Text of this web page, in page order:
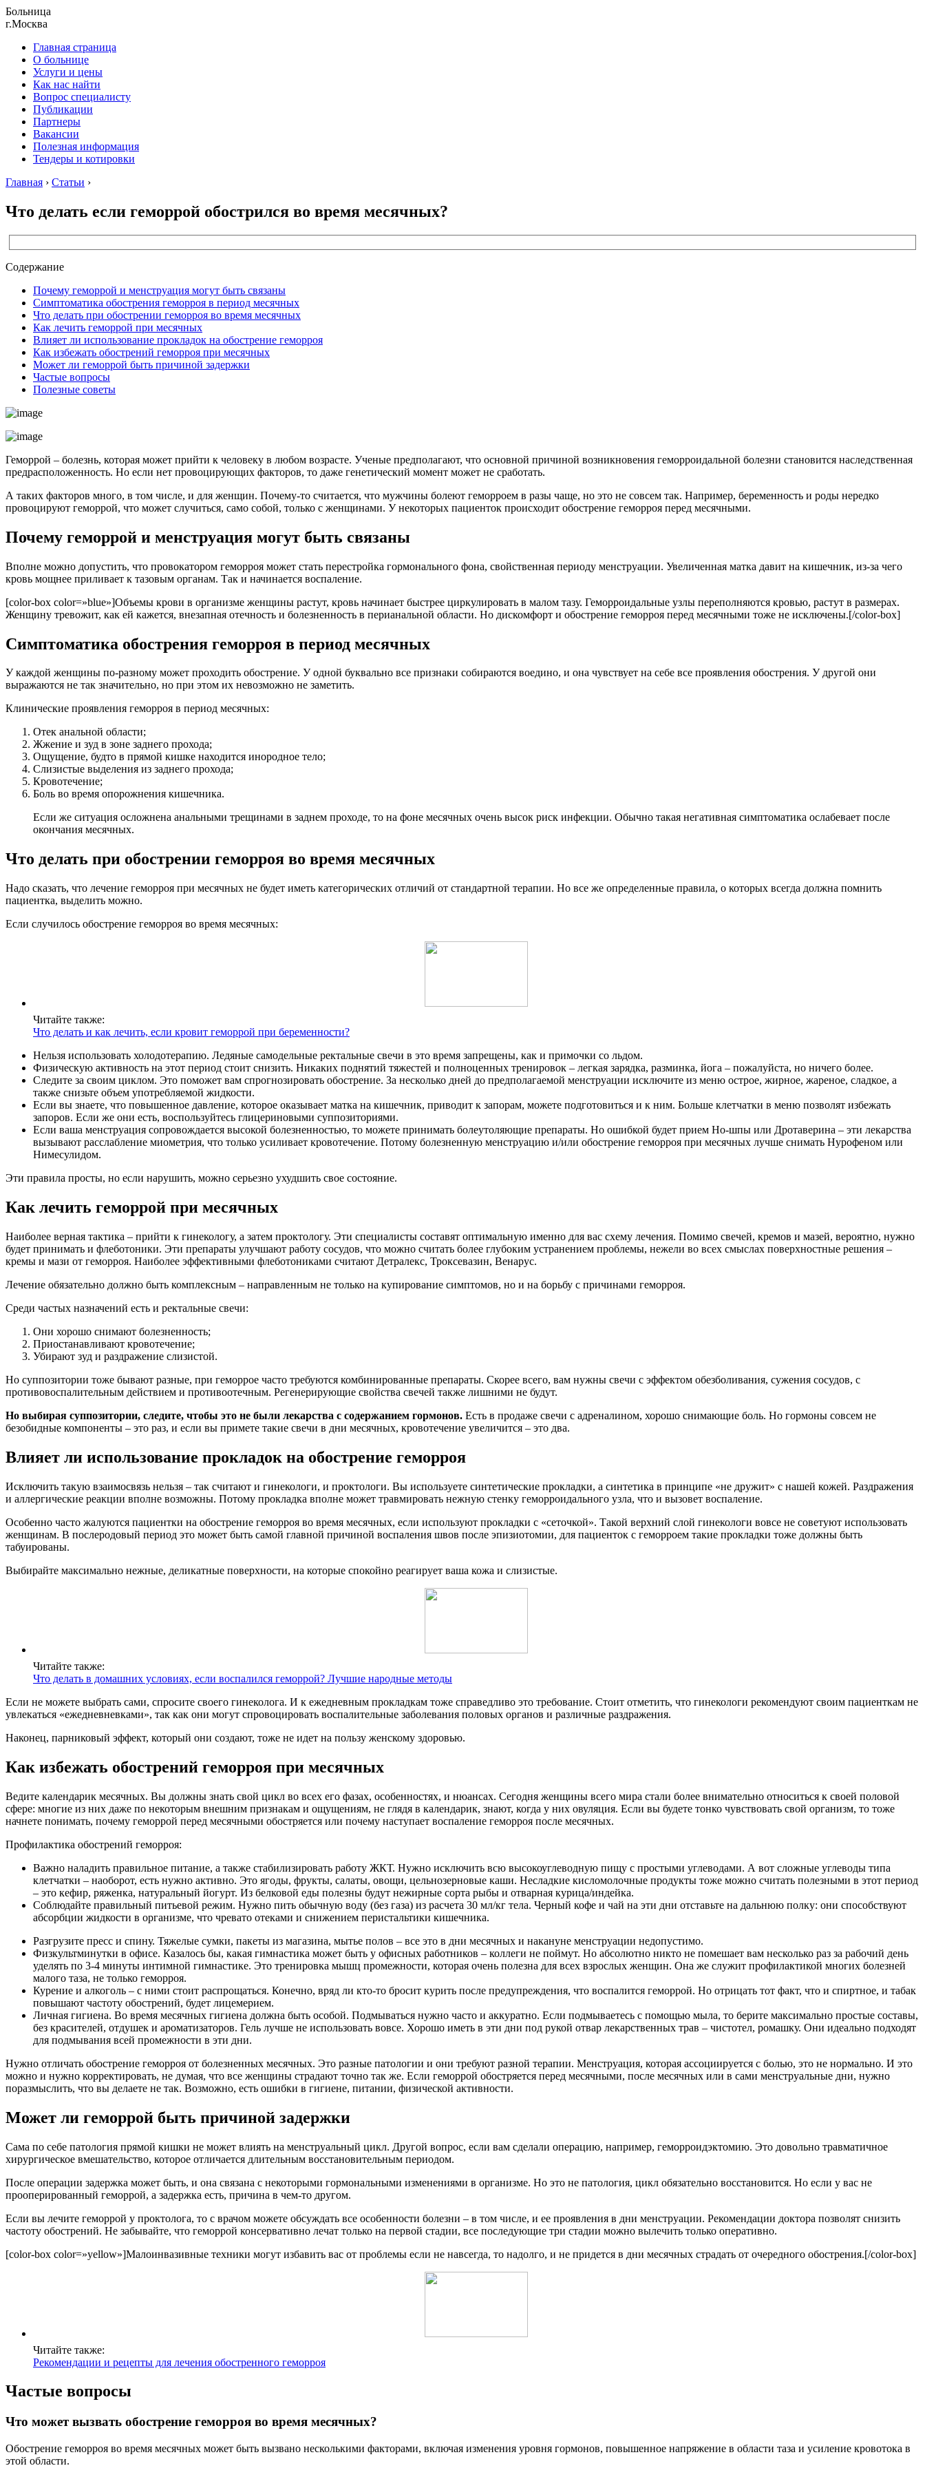
Больница
г.Москва
Главная страница
О больнице
Услуги и цены
Как нас найти
Вопрос специалисту
Публикации
Партнеры
Вакансии
Полезная информация
Тендеры и котировки
Главная › Статьи ›
Что делать если геморрой обострился во время месячных?
Содержание
Почему геморрой и менструация могут быть связаны
Симптоматика обострения геморроя в период месячных
Что делать при обострении геморроя во время месячных
Как лечить геморрой при месячных
Влияет ли использование прокладок на обострение геморроя
Как избежать обострений геморроя при месячных
Может ли геморрой быть причиной задержки
Частые вопросы
Полезные советы
Геморрой – болезнь, которая может прийти к человеку в любом возрасте. Ученые предполагают, что основной причиной возникновения геморроидальной болезни становится наследственная
предрасположенность. Но если нет провоцирующих факторов, то даже генетический момент может не сработать.
А таких факторов много, в том числе, и для женщин. Почему-то считается, что мужчины болеют геморроем в разы чаще, но это не совсем так. Например, беременность и роды нередко
провоцируют геморрой, что может случиться, само собой, только с женщинами. У некоторых пациенток происходит обострение геморроя перед месячными.
Почему геморрой и менструация могут быть связаны
Вполне можно допустить, что провокатором геморроя может стать перестройка гормонального фона, свойственная периоду менструации. Увеличенная матка давит на кишечник, из-за чего
кровь мощнее приливает к тазовым органам. Так и начинается воспаление.
[color-box color=»blue»]Объемы крови в организме женщины растут, кровь начинает быстрее циркулировать в малом тазу. Геморроидальные узлы переполняются кровью, растут в размерах.
Женщину тревожит, как ей кажется, внезапная отечность и болезненность в перианальной области. Но дискомфорт и обострение геморроя перед месячными тоже не исключены.[/color-box]
Симптоматика обострения геморроя в период месячных
У каждой женщины по-разному может проходить обострение. У одной буквально все признаки собираются воедино, и она чувствует на себе все проявления обострения. У другой они
выражаются не так значительно, но при этом их невозможно не заметить.
Клинические проявления геморроя в период месячных:
Отек анальной области;
Жжение и зуд в зоне заднего прохода;
Ощущение, будто в прямой кишке находится инородное тело;
Слизистые выделения из заднего прохода;
Кровотечение;
Боль во время опорожнения кишечника.
Если же ситуация осложнена анальными трещинами в заднем проходе, то на фоне месячных очень высок риск инфекции. Обычно такая негативная симптоматика ослабевает после
окончания месячных.
Что делать при обострении геморроя во время месячных
Надо сказать, что лечение геморроя при месячных не будет иметь категорических отличий от стандартной терапии. Но все же определенные правила, о которых всегда должна помнить
пациентка, выделить можно.
Если случилось обострение геморроя во время месячных:
Читайте также:
Что делать и как лечить, если кровит геморрой при беременности?
Нельзя использовать холодотерапию. Ледяные самодельные ректальные свечи в это время запрещены, как и примочки со льдом.
Физическую активность на этот период стоит снизить. Никаких поднятий тяжестей и полноценных тренировок – легкая зарядка, разминка, йога – пожалуйста, но ничего более.
Следите за своим циклом. Это поможет вам спрогнозировать обострение. За несколько дней до предполагаемой менструации исключите из меню острое, жирное, жареное, сладкое, а
также снизьте объем употребляемой жидкости.
Если вы знаете, что повышенное давление, которое оказывает матка на кишечник, приводит к запорам, можете подготовиться и к ним. Больше клетчатки в меню позволят избежать
запоров. Если же они есть, воспользуйтесь глицериновыми суппозиториями.
Если ваша менструация сопровождается высокой болезненностью, то можете принимать болеутоляющие препараты. Но ошибкой будет прием Но-шпы или Дротаверина – эти лекарства
вызывают расслабление миометрия, что только усиливает кровотечение. Потому болезненную менструацию и/или обострение геморроя при месячных лучше снимать Нурофеном или
Нимесулидом.
Эти правила просты, но если нарушить, можно серьезно ухудшить свое состояние.
Как лечить геморрой при месячных
Наиболее верная тактика – прийти к гинекологу, а затем проктологу. Эти специалисты составят оптимальную именно для вас схему лечения. Помимо свечей, кремов и мазей, вероятно, нужно
будет принимать и флеботоники. Эти препараты улучшают работу сосудов, что можно считать более глубоким устранением проблемы, нежели во всех смыслах поверхностные решения –
кремы и мази от геморроя. Наиболее эффективными флеботониками считают Детралекс, Троксевазин, Венарус.
Лечение обязательно должно быть комплексным – направленным не только на купирование симптомов, но и на борьбу с причинами геморроя.
Среди частых назначений есть и ректальные свечи:
Они хорошо снимают болезненность;
Приостанавливают кровотечение;
Убирают зуд и раздражение слизистой.
Но суппозитории тоже бывают разные, при геморрое часто требуются комбинированные препараты. Скорее всего, вам нужны свечи с эффектом обезболивания, сужения сосудов, с
противовоспалительным действием и противоотечным. Регенерирующие свойства свечей также лишними не будут.
Но выбирая суппозитории, следите, чтобы это не были лекарства с содержанием гормонов. Есть в продаже свечи с адреналином, хорошо снимающие боль. Но гормоны совсем не
безобидные компоненты – это раз, и если вы примете такие свечи в дни месячных, кровотечение увеличится – это два.
Влияет ли использование прокладок на обострение геморроя
Исключить такую взаимосвязь нельзя – так считают и гинекологи, и проктологи. Вы используете синтетические прокладки, а синтетика в принципе «не дружит» с нашей кожей. Раздражения
и аллергические реакции вполне возможны. Потому прокладка вполне может травмировать нежную стенку геморроидального узла, что и вызовет воспаление.
Особенно часто жалуются пациентки на обострение геморроя во время месячных, если используют прокладки с «сеточкой». Такой верхний слой гинекологи вовсе не советуют использовать
женщинам. В послеродовый период это может быть самой главной причиной воспаления швов после эпизиотомии, для пациенток с геморроем такие прокладки тоже должны быть
табуированы.
Выбирайте максимально нежные, деликатные поверхности, на которые спокойно реагирует ваша кожа и слизистые.
Читайте также:
Что делать в домашних условиях, если воспалился геморрой? Лучшие народные методы
Если не можете выбрать сами, спросите своего гинеколога. И к ежедневным прокладкам тоже справедливо это требование. Стоит отметить, что гинекологи рекомендуют своим пациенткам не
увлекаться «ежедневневками», так как они могут спровоцировать воспалительные заболевания половых органов и различные раздражения.
Наконец, парниковый эффект, который они создают, тоже не идет на пользу женскому здоровью.
Как избежать обострений геморроя при месячных
Ведите календарик месячных. Вы должны знать свой цикл во всех его фазах, особенностях, и нюансах. Сегодня женщины всего мира стали более внимательно относиться к своей половой
сфере: многие из них даже по некоторым внешним признакам и ощущениям, не глядя в календарик, знают, когда у них овуляция. Если вы будете тонко чувствовать свой организм, то тоже
начнете понимать, почему геморрой перед месячными обостряется или почему наступает воспаление геморроя после месячных.
Профилактика обострений геморроя:
Важно наладить правильное питание, а также стабилизировать работу ЖКТ. Нужно исключить всю высокоуглеводную пищу с простыми углеводами. А вот сложные углеводы типа
клетчатки – наоборот, есть нужно активно. Это ягоды, фрукты, салаты, овощи, цельнозерновые каши. Несладкие кисломолочные продукты тоже можно считать полезными в этот период
– это кефир, ряженка, натуральный йогурт. Из белковой еды полезны будут нежирные сорта рыбы и отварная курица/индейка.
Соблюдайте правильный питьевой режим. Нужно пить обычную воду (без газа) из расчета 30 мл/кг тела. Черный кофе и чай на эти дни отставьте на дальнюю полку: они способствуют
абсорбции жидкости в организме, что чревато отеками и снижением перистальтики кишечника.
Разгрузите пресс и спину. Тяжелые сумки, пакеты из магазина, мытье полов – все это в дни месячных и накануне менструации недопустимо.
Физкультминутки в офисе. Казалось бы, какая гимнастика может быть у офисных работников – коллеги не поймут. Но абсолютно никто не помешает вам несколько раз за рабочий день
уделять по 3-4 минуты интимной гимнастике. Это тренировка мышц промежности, которая очень полезна для всех взрослых женщин. Она же служит профилактикой многих болезней
малого таза, не только геморроя.
Курение и алкоголь – с ними стоит распрощаться. Конечно, вряд ли кто-то бросит курить после предупреждения, что воспалится геморрой. Но отрицать тот факт, что и спиртное, и табак
повышают частоту обострений, будет лицемерием.
Личная гигиена. Во время месячных гигиена должна быть особой. Подмываться нужно часто и аккуратно. Если подмываетесь с помощью мыла, то берите максимально простые составы,
без красителей, отдушек и ароматизаторов. Гель лучше не использовать вовсе. Хорошо иметь в эти дни под рукой отвар лекарственных трав – чистотел, ромашку. Они идеально подходят
для подмывания всей промежности в эти дни.
Нужно отличать обострение геморроя от болезненных месячных. Это разные патологии и они требуют разной терапии. Менструация, которая ассоциируется с болью, это не нормально. И это
можно и нужно корректировать, не думая, что все женщины страдают точно так же. Если геморрой обостряется перед месячными, после месячных или в сами менструальные дни, нужно
поразмыслить, что вы делаете не так. Возможно, есть ошибки в гигиене, питании, физической активности.
Может ли геморрой быть причиной задержки
Сама по себе патология прямой кишки не может влиять на менструальный цикл. Другой вопрос, если вам сделали операцию, например, геморроидэктомию. Это довольно травматичное
хирургическое вмешательство, которое отличается длительным восстановительным периодом.
После операции задержка может быть, и она связана с некоторыми гормональными изменениями в организме. Но это не патология, цикл обязательно восстановится. Но если у вас не
прооперированный геморрой, а задержка есть, причина в чем-то другом.
Если вы лечите геморрой у проктолога, то с врачом можете обсуждать все особенности болезни – в том числе, и ее проявления в дни менструации. Рекомендации доктора позволят снизить
частоту обострений. Не забывайте, что геморрой консервативно лечат только на первой стадии, все последующие три стадии можно вылечить только оперативно.
[color-box color=»yellow»]Малоинвазивные техники могут избавить вас от проблемы если не навсегда, то надолго, и не придется в дни месячных страдать от очередного обострения.[/color-box]
Читайте также:
Рекомендации и рецепты для лечения обостренного геморроя
Частые вопросы
Что может вызвать обострение геморроя во время месячных?
Обострение геморроя во время месячных может быть вызвано несколькими факторами, включая изменения уровня гормонов, повышенное напряжение в области таза и усиление кровотока в
этой области.